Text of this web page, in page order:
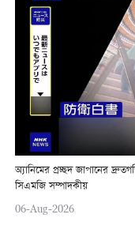
অ্যানিমের প্রচ্ছদ জাপানের
সিএমজি সম্পাদকীয়
06-Aug-2026